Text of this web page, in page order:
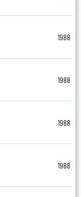
1988
1988
1988
1988